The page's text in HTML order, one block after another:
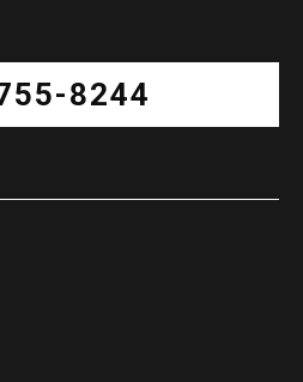
8244